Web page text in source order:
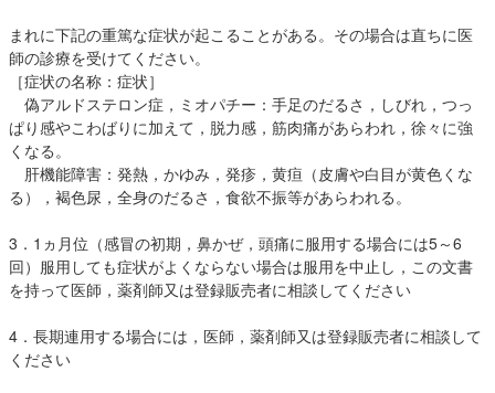
まれに下記の重篤な症状が起こることがある。その場合は直ちに医
師の診療を受けてください。
［症状の名称：症状］
偽アルドステロン症，ミオパチー：手足のだるさ，しびれ，つっ
ぱり感やこわばりに加えて，脱力感，筋肉痛があらわれ，徐々に強
くなる。
肝機能障害：発熱，かゆみ，発疹，黄疸（皮膚や白目が黄色くな
る），褐色尿，全身のだるさ，食欲不振等があらわれる。
3．1ヵ月位（感冒の初期，鼻かぜ，頭痛に服用する場合には5～6
回）服用しても症状がよくならない場合は服用を中止し，この文書
を持って医師，薬剤師又は登録販売者に相談してください
4．長期連用する場合には，医師，薬剤師又は登録販売者に相談して
ください